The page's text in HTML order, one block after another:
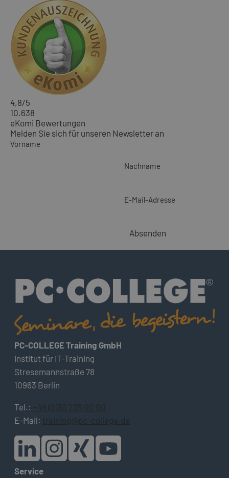
4,8/5
10.638
eKomi Bewertungen
Melden Sie sich für unseren Newsletter an
Vorname
Nachname
E-Mail-Adresse
Absenden
PC-COLLEGE Training GmbH
Institut für IT-Training
Stresemannstraße 78
10963 Berlin
Tel.: +49 (0)30 235 00 00
E-Mail: training@pc-college.de
Service